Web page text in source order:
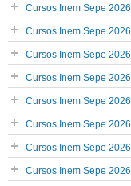
Cursos Inem Sepe 2026
Cursos Inem Sepe 2026
Cursos Inem Sepe 2026
Cursos Inem Sepe 2026
Cursos Inem Sepe 2026
Cursos Inem Sepe 2026
Cursos Inem Sepe 2026
Cursos Inem Sepe 2026